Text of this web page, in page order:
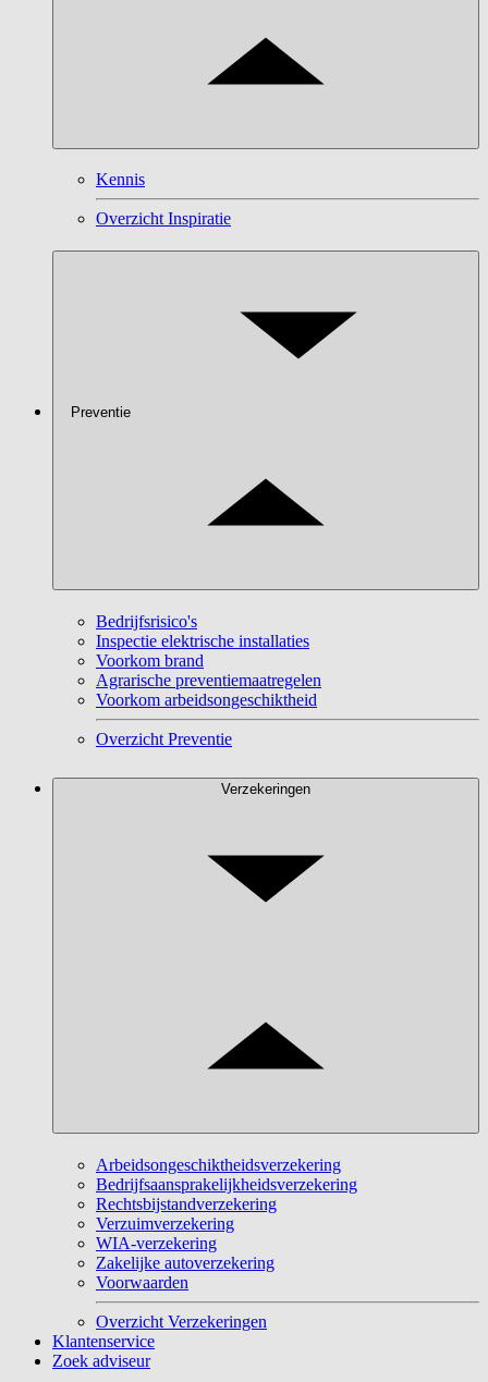
Kennis
Overzicht Inspiratie
Preventie
Bedrijfsrisico's
Inspectie elektrische installaties
Voorkom brand
Agrarische preventiemaatregelen
Voorkom arbeidsongeschiktheid
Overzicht Preventie
Verzekeringen
Arbeidsongeschiktheidsverzekering
Bedrijfsaansprakelijkheidsverzekering
Rechtsbijstandverzekering
Verzuimverzekering
WIA-verzekering
Zakelijke autoverzekering
Voorwaarden
Overzicht Verzekeringen
Klantenservice
Zoek adviseur